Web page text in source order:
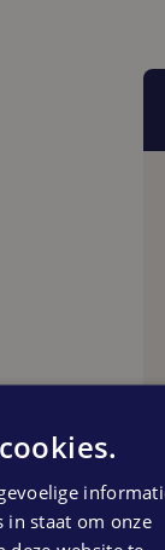
in staat om onze